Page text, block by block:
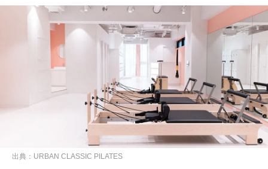
出典：URBAN CLASSIC PILATES